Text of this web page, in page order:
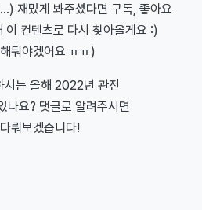
재밌게 봐주셨다면 구독, 좋아요
이 컨텐츠로 다시 찾아올게요 :)
둬야겠어요 ㅠㅠ)
시는 올해 2022년 관전
나요? 댓글로 알려주시면
뤄보겠습니다!